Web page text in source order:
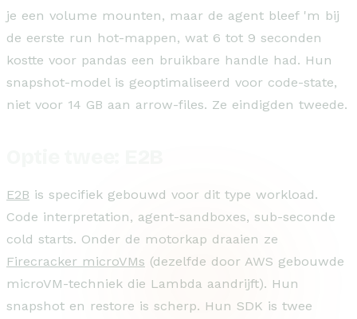
je een volume mounten, maar de agent bleef 'm bij
de eerste run hot-mappen, wat 6 tot 9 seconden
kostte voor pandas een bruikbare handle had. Hun
snapshot-model is geoptimaliseerd voor code-state,
niet voor 14 GB aan arrow-files. Ze eindigden tweede.
E2B is specifiek gebouwd voor dit type workload.
Code interpretation, agent-sandboxes, sub-seconde
cold starts. Onder de motorkap draaien ze
Firecracker microVMs (dezelfde door AWS gebouwde
microVM-techniek die Lambda aandrijft). Hun
snapshot en restore is scherp. Hun SDK is twee